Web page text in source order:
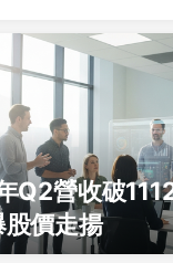
Q2營收破
價走揚